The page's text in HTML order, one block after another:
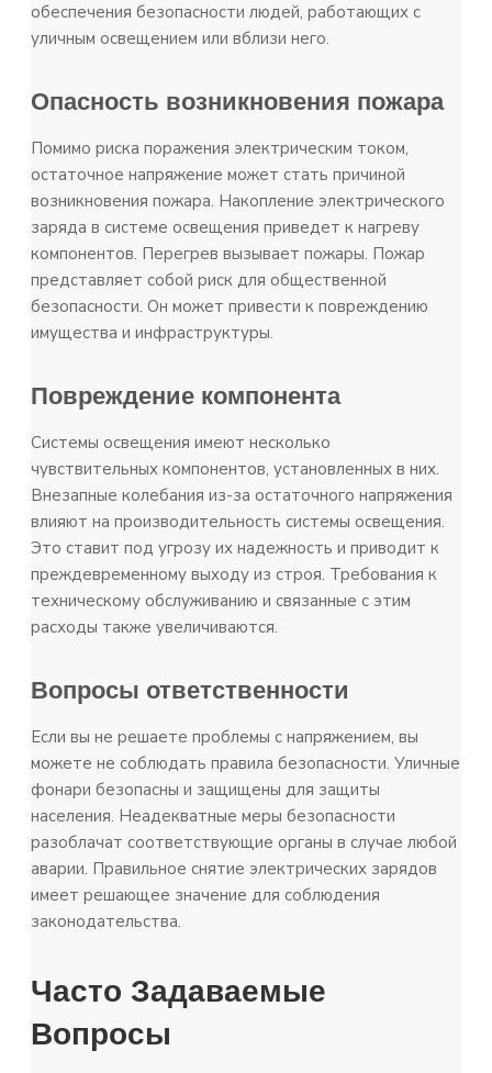
обеспечения безопасности людей, работающих с
уличным освещением или вблизи него.
Опасность возникновения пожара
Помимо риска поражения электрическим током,
остаточное напряжение может стать причиной
возникновения пожара. Накопление электрического
заряда в системе освещения приведет к нагреву
компонентов. Перегрев вызывает пожары. Пожар
представляет собой риск для общественной
безопасности. Он может привести к повреждению
имущества и инфраструктуры.
Повреждение компонента
Системы освещения имеют несколько
чувствительных компонентов, установленных в них.
Внезапные колебания из-за остаточного напряжения
влияют на производительность системы освещения.
Это ставит под угрозу их надежность и приводит к
преждевременному выходу из строя. Требования к
техническому обслуживанию и связанные с этим
расходы также увеличиваются.
Вопросы ответственности
Если вы не решаете проблемы с напряжением, вы
можете не соблюдать правила безопасности. Уличные
фонари безопасны и защищены для защиты
населения. Неадекватные меры безопасности
разоблачат соответствующие органы в случае любой
аварии. Правильное снятие электрических зарядов
имеет решающее значение для соблюдения
законодательства.
Часто Задаваемые
Вопросы